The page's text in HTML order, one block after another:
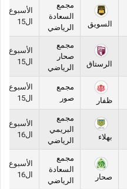
السويق
مجمع
السعادة
الرياضي
الأسبوع
ال15
الرستاق
مجمع
صحار
الرياضي
الأسبوع
ال15
ظفار
مجمع
صور
الأسبوع
ال15
بهلاء
مجمع
البريمي
الرياضي
الأسبوع
ال16
صحار
مجمع
السعادة
الرياضي
الأسبوع
ال16